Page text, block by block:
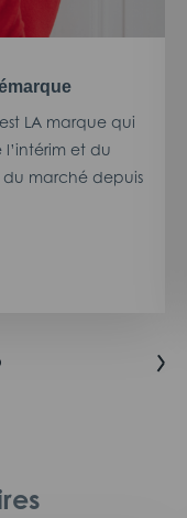
LA marque qui
et du
du marché depuis